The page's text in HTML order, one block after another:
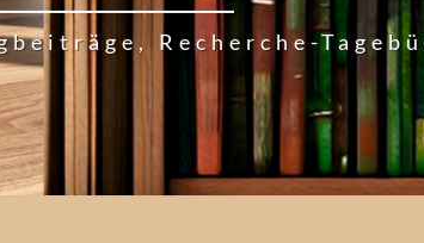
Recherche-